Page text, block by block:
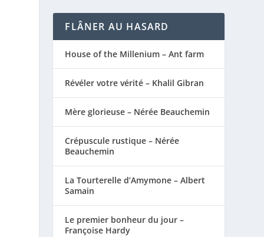
FLÂNER AU HASARD
House of the Millenium – Ant farm
Révéler votre vérité – Khalil Gibran
Mère glorieuse – Nérée Beauchemin
Crépuscule rustique – Nérée
Beauchemin
La Tourterelle d’Amymone – Albert
Samain
Le premier bonheur du jour –
Françoise Hardy